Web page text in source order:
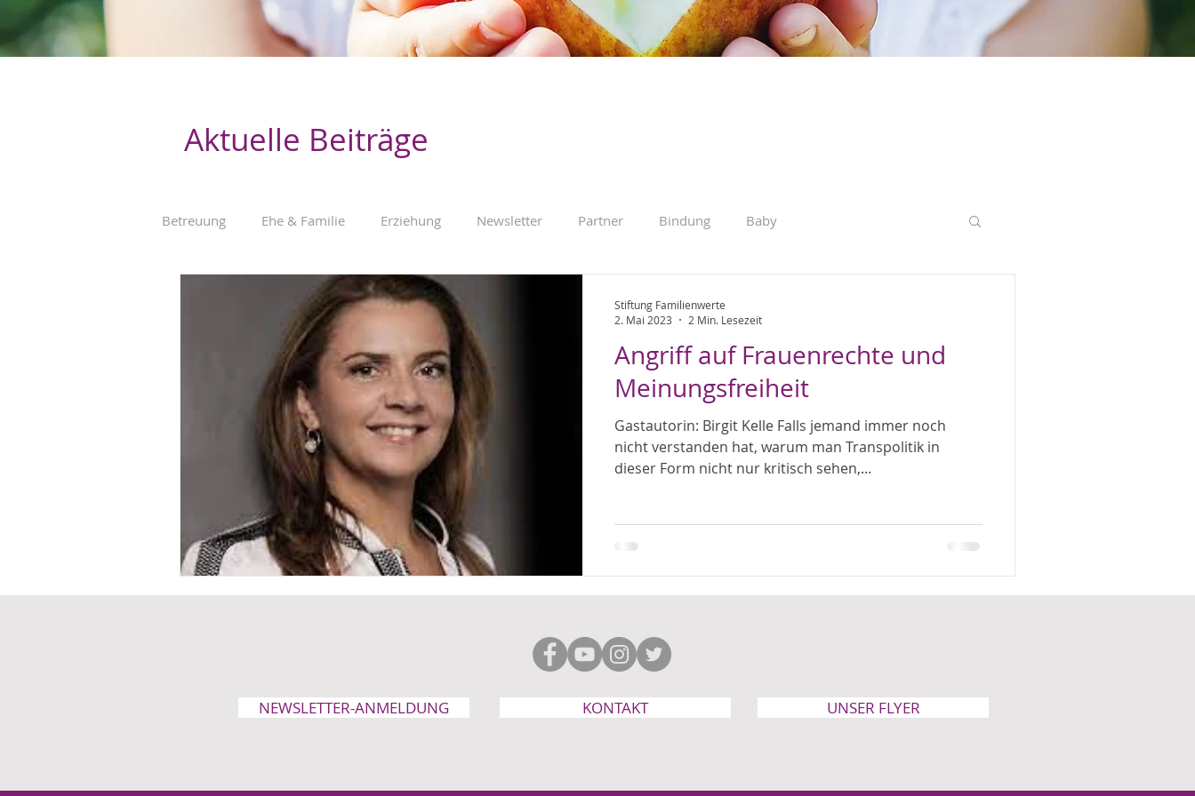
Aktuelle Beiträge
Betreuung Ehe & Familie Erziehung Newsletter Partner Bindung Baby
Kinderrechte / Elternrechte Kleinkind
Selbstbestimmung
Angriff auf Frauenrechte und
Meinungsfreiheit
Gastautorin: Birgit Kelle Falls jemand immer noch
nicht verstanden hat, warum man Transpolitik in
dieser Form nicht nur kritisch sehen,...
Stiftung Familienwerte
2. Mai 2023
2 Min. Lesezeit
NEWSLETTER-ANMELDUNG KONTAKT UNSER FLYER